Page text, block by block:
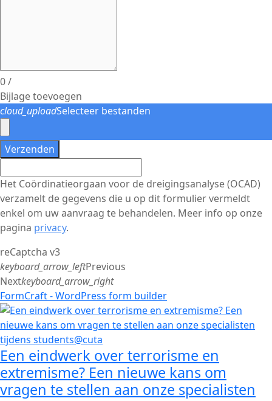
0/
Bijlage toevoegen
cloud_uploadSelecteer bestanden
Verzenden
Het Coördinatieorgaan voor de dreigingsanalyse (OCAD)
verzamelt de gegevens die u op dit formulier vermeldt
enkel om uw aanvraag te behandelen. Meer info op onze
pagina privacy.
reCaptcha v3
keyboard_arrow_leftPrevious
Nextkeyboard_arrow_right
FormCraft - WordPress form builder
Een eindwerk over terrorisme en
extremisme? Een nieuwe kans om
vragen te stellen aan onze specialisten